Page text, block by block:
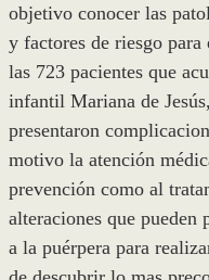
objetivo conocer las
y factores de riesgo
las 723 pacientes que
infantil Mariana de
presentaron
motivo la atención
prevención como al
alteraciones que pueden
a la puérpera para